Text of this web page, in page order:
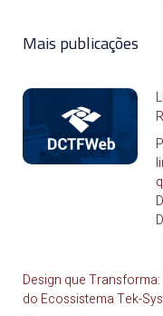
Mais publicações
Design que
do Ecossistema Tek-